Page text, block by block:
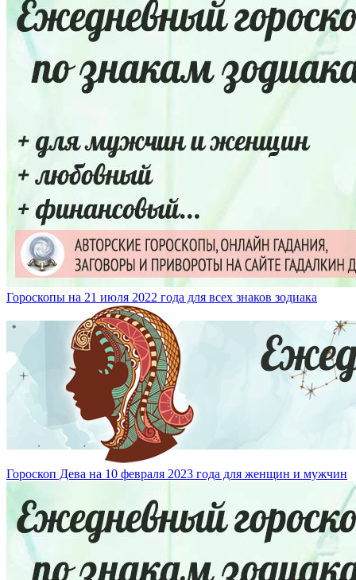
Гороскопы на 21 июля 2022 года для всех знаков зодиака
Гороскоп Дева на 10 февраля 2023 года для женщин и мужчин